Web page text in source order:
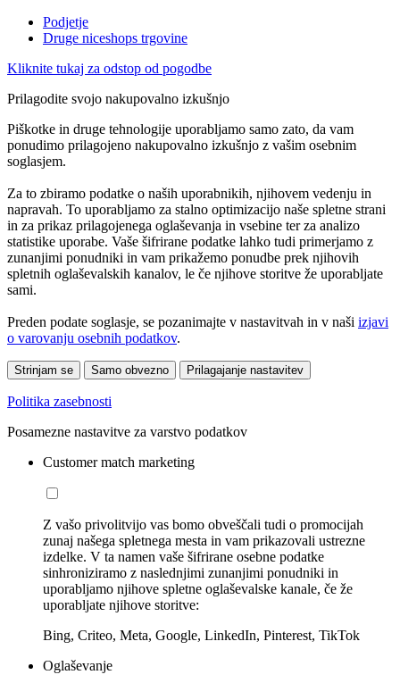
Podjetje
Druge niceshops trgovine
Kliknite tukaj za odstop od pogodbe
Prilagodite svojo nakupovalno izkušnjo
Piškotke in druge tehnologije uporabljamo samo zato, da vam
ponudimo prilagojeno nakupovalno izkušnjo z vašim osebnim
soglasjem.
Za to zbiramo podatke o naših uporabnikih, njihovem vedenju in
napravah. To uporabljamo za stalno optimizacijo naše spletne strani
in za prikaz prilagojenega oglaševanja in vsebine ter za analizo
statistike uporabe. Vaše šifrirane podatke lahko tudi primerjamo z
zunanjimi ponudniki in vam prikažemo ponudbe prek njihovih
spletnih oglaševalskih kanalov, le če njihove storitve že uporabljate
sami.
Preden podate soglasje, se pozanimajte v nastavitvah in v naši izjavi
o varovanju osebnih podatkov.
Strinjam se Samo obvezno Prilagajanje nastavitev
Politika zasebnosti
Posamezne nastavitve za varstvo podatkov
Customer match marketing
Z vašo privolitvijo vas bomo obveščali tudi o promocijah
zunaj našega spletnega mesta in vam prikazovali ustrezne
izdelke. V ta namen vaše šifrirane osebne podatke
sinhroniziramo z naslednjimi zunanjimi ponudniki in
uporabljamo njihove spletne oglaševalske kanale, če že
uporabljate njihove storitve:
Bing, Criteo, Meta, Google, LinkedIn, Pinterest, TikTok
Oglaševanje